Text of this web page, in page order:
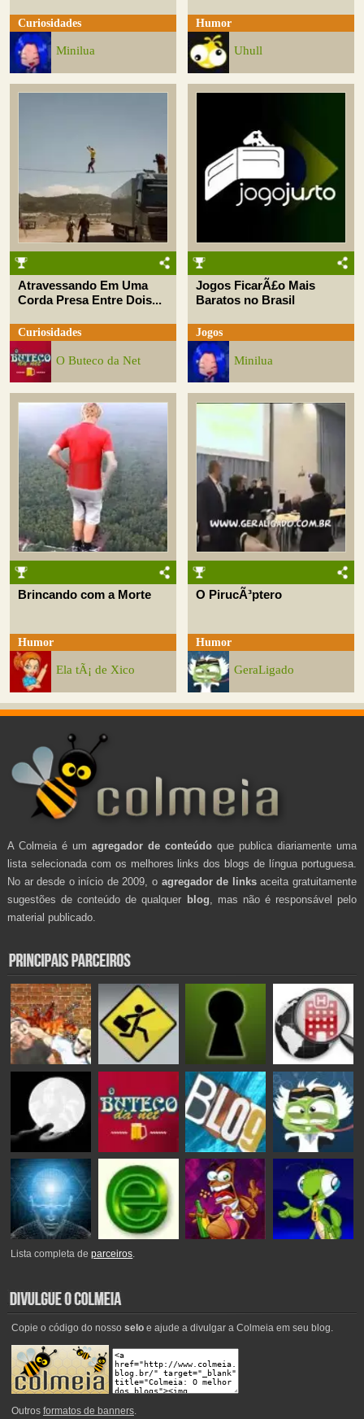
Curiosidades
Minilua
Humor
Uhull
Atravessando Em Uma
Corda Presa Entre Dois...
Curiosidades
O Buteco da Net
Jogos FicarÃ£o Mais
Baratos no Brasil
Jogos
Minilua
Brincando com a Morte
Humor
Ela tÃ¡ de Xico
O PirucÃ³ptero
Humor
GeraLigado
A Colmeia é um agregador de conteúdo que publica diariamente uma
lista selecionada com os melhores links dos blogs de língua portuguesa.
No ar desde o início de 2009, o agregador de linksaceita gratuitamente
sugestões de conteúdo de qualquer blog , mas não é responsável pelo
material publicado.
Lista completa deparceiros.
Copie o código do nosso seloe ajude a divulgar a Colmeia em seu blog.
Outros formatos de banners.